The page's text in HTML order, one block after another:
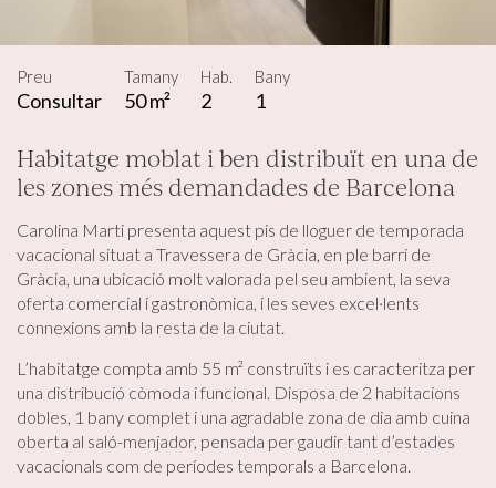
Preu
Consultar
Tamany
50 m²
Hab.
2
Bany
1
Habitatge moblat i ben distribuït en una de
les zones més demandades de Barcelona
Carolina Marti presenta aquest pis de lloguer de temporada
vacacional situat a Travessera de Gràcia, en ple barri de
Gràcia, una ubicació molt valorada pel seu ambient, la seva
oferta comercial i gastronòmica, i les seves excel·lents
connexions amb la resta de la ciutat.
L’habitatge compta amb 55 m² construïts i es caracteritza per
una distribució còmoda i funcional. Disposa de 2 habitacions
dobles, 1 bany complet i una agradable zona de dia amb cuina
oberta al saló-menjador, pensada per gaudir tant d’estades
vacacionals com de períodes temporals a Barcelona.